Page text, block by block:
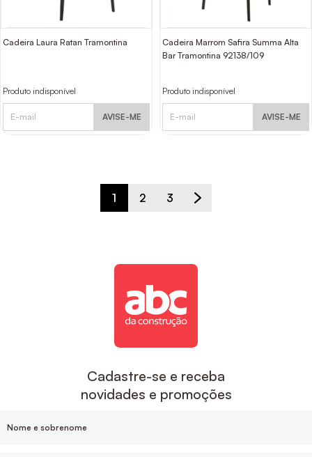
Cadeira Laura Ratan Tramontina
Produto indisponível
AVISE-ME
Cadeira Marrom Safira Summa Alta
Bar Tramontina 92138/109
Produto indisponível
AVISE-ME
1 2 3
Cadastre-se e receba
novidades e promoções